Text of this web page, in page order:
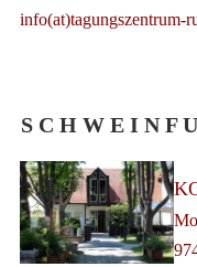
info(at)tagungszentrum-
S C H W E I N F